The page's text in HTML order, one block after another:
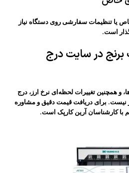
یا تنظیمات سفارشی روی دستگاه نیاز
است.
در سایت درج
و همچنین تغییرات لحظه‌ای نرخ ارز، درج
نیست. برای دریافت قیمت دقیق و مشاوره
با کارشناسان آرین کارپک است.